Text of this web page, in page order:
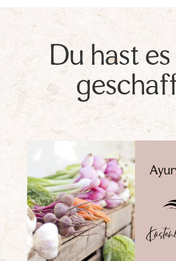
Du hast